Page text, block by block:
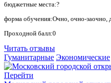
бюджетные места:?
форма обучения:Очно, очно-заочно,
Проходной балл:0
Читать отзывы
Гуманитарные Экономические
Перейти